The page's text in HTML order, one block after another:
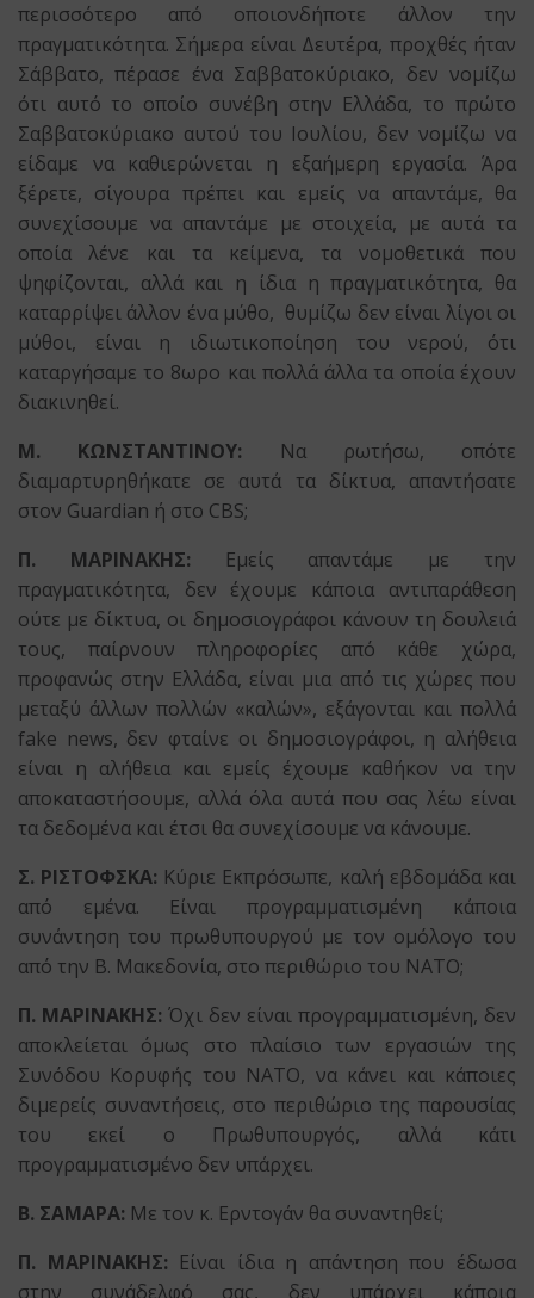
περισσότερο από οποιονδήποτε άλλον την
πραγματικότητα. Σήμερα είναι Δευτέρα, προχθές ήταν
Σάββατο, πέρασε ένα Σαββατοκύριακο, δεν νομίζω
ότι αυτό το οποίο συνέβη στην Ελλάδα, το πρώτο
Σαββατοκύριακο αυτού του Ιουλίου, δεν νομίζω να
είδαμε να καθιερώνεται η εξαήμερη εργασία. Άρα
ξέρετε, σίγουρα πρέπει και εμείς να απαντάμε, θα
συνεχίσουμε να απαντάμε με στοιχεία, με αυτά τα
οποία λένε και τα κείμενα, τα νομοθετικά που
ψηφίζονται, αλλά και η ίδια η πραγματικότητα, θα
καταρρίψει άλλον ένα μύθο, θυμίζω δεν είναι λίγοι οι
μύθοι, είναι η ιδιωτικοποίηση του νερού, ότι
καταργήσαμε το 8ωρο και πολλά άλλα τα οποία έχουν
διακινηθεί.
Μ. ΚΩΝΣΤΑΝΤΙΝΟΥ:
Να ρωτήσω, οπότε
διαμαρτυρηθήκατε σε αυτά τα δίκτυα, απαντήσατε
στον Guardian ή στο CBS;
Π. ΜΑΡΙΝΑΚΗΣ:
Εμείς απαντάμε με την
πραγματικότητα, δεν έχουμε κάποια αντιπαράθεση
ούτε με δίκτυα, οι δημοσιογράφοι κάνουν τη δουλειά
τους, παίρνουν πληροφορίες από κάθε χώρα,
προφανώς στην Ελλάδα, είναι μια από τις χώρες που
μεταξύ άλλων πολλών «καλών», εξάγονται και πολλά
fake news, δεν φταίνε οι δημοσιογράφοι, η αλήθεια
είναι η αλήθεια και εμείς έχουμε καθήκον να την
αποκαταστήσουμε, αλλά όλα αυτά που σας λέω είναι
τα δεδομένα και έτσι θα συνεχίσουμε να κάνουμε.
Σ. ΡΙΣΤΟΦΣΚΑ: Κύριε Εκπρόσωπε, καλή εβδομάδα και
από εμένα. Είναι προγραμματισμένη κάποια
συνάντηση του πρωθυπουργού με τον ομόλογο του
από την Β. Μακεδονία, στο περιθώριο του ΝΑΤΟ;
Π. ΜΑΡΙΝΑΚΗΣ: Όχι δεν είναι προγραμματισμένη, δεν
αποκλείεται όμως στο πλαίσιο των εργασιών της
Συνόδου Κορυφής του ΝΑΤΟ, να κάνει και κάποιες
διμερείς συναντήσεις, στο περιθώριο της παρουσίας
του εκεί ο Πρωθυπουργός, αλλά κάτι
προγραμματισμένο δεν υπάρχει.
Β. ΣΑΜΑΡΑ: Με τον κ. Ερντογάν θα συναντηθεί;
Π. ΜΑΡΙΝΑΚΗΣ: Είναι ίδια η απάντηση που έδωσα
στην συνάδελφό σας, δεν υπάρχει κάποια